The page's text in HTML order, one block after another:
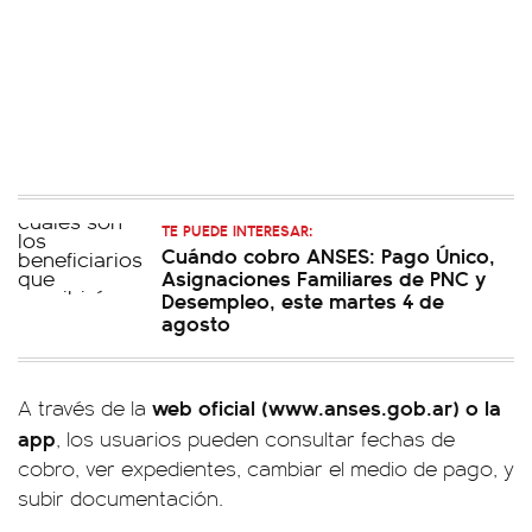
TE PUEDE INTERESAR:
Cuándo cobro ANSES: Pago Único,
Asignaciones Familiares de PNC y
Desempleo, este martes 4 de
agosto
A través de la web oficial (www.anses.gob.ar) o la
app, los usuarios pueden consultar fechas de
cobro, ver expedientes, cambiar el medio de pago, y
subir documentación.